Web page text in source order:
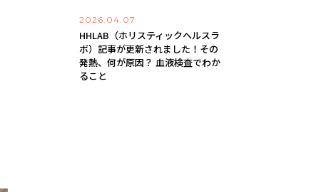
2026.04.07
HHLAB（ホリスティックヘルスラ
ボ）記事が更新されました！その
発熱、何が原因？ 血液検査でわか
ること